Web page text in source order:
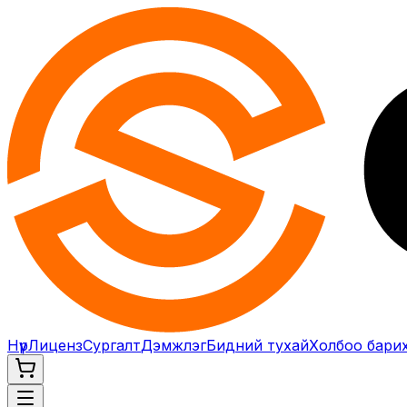
НүүрЛицензСургалтДэмжлэгБидний тухайХолбоо